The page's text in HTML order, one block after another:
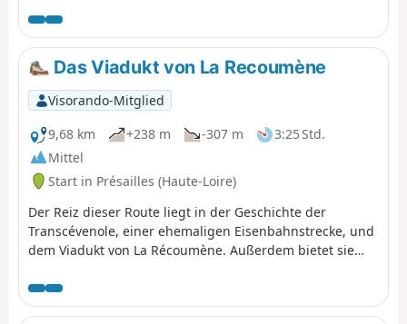
zwischen Volane und Besorgues liegt. Buchenwälder,
Ginsterheiden, Kastanienbäume, Römerstraßen,
kristallklare Wildbäche, Pässe mit atemberaubenden
Ausblicken ... Sie wandern von der Hochebene der
Ardèche in die Tiefebene der Ardèche.
Das Viadukt von La Recoumène
Visorando-Mitglied
9,68 km
+238 m -307 m
3:25 Std.
Mittel
Start in Présailles (Haute-Loire)
Der Reiz dieser Route liegt in der Geschichte der
Transcévenole, einer ehemaligen Eisenbahnstrecke, und
dem Viadukt von La Récoumène. Außerdem bietet sie